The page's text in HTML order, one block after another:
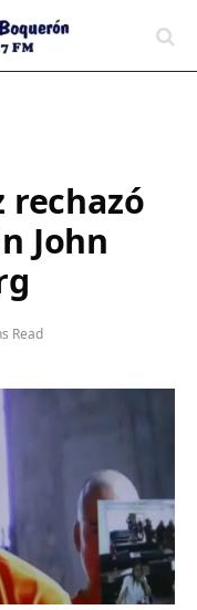
rechazó
John
Read